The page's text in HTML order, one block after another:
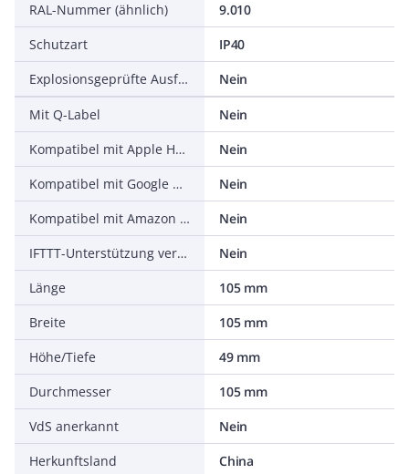
RAL-Nummer (ähnlich)
9.010
Schutzart
IP40
Explosionsgeprüfte Ausführung
Nein
Mit Q-Label
Nein
Kompatibel mit Apple HomeKit
Nein
Kompatibel mit Google Assistant
Nein
Kompatibel mit Amazon Alexa
Nein
IFTTT-Unterstützung verfügbar
Nein
Länge
105 mm
Breite
105 mm
Höhe/Tiefe
49 mm
Durchmesser
105 mm
VdS anerkannt
Nein
Herkunftsland
China